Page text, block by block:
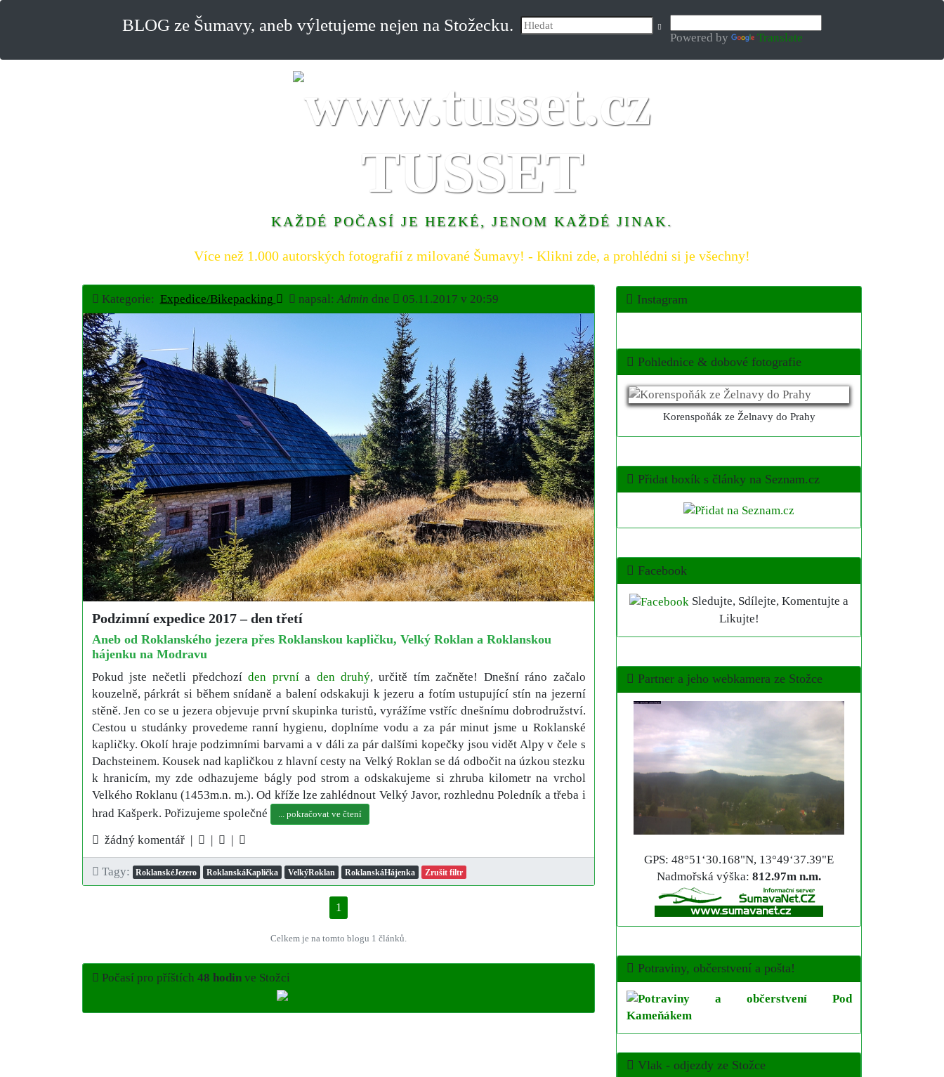
BLOG ze Šumavy, aneb výletujeme nejen na Stožecku.
Powered by Translate
TUSSET
KAŽDÉ POČASÍ JE HEZKÉ, JENOM KAŽDÉ JINAK.
Více než 1.000 autorských fotografií z milované Šumavy! - Klikni zde, a prohlédni si je všechny!
Kategorie: Expedice/Bikepacking napsal: Admin dne 05.11.2017 v 20:59
Podzimní expedice 2017 – den třetí
Aneb od Roklanského jezera přes Roklanskou kapličku, Velký Roklan a Roklanskou
hájenku na Modravu
Pokud jste nečetli předchozíden prvnía den druhý, určitě tím začněte! Dnešní ráno začalo
kouzelně, párkrát si během snídaně a balení odskakuji k jezeru a fotím ustupující stín na jezerní
stěně. Jen co se u jezera objevuje první skupinka turistů, vyrážíme vstříc dnešnímu dobrodružství.
Cestou u studánky provedeme ranní hygienu, doplníme vodu a za pár minut jsme u Roklanské
kapličky. Okolí hraje podzimními barvami a v dáli za pár dalšími kopečky jsou vidět Alpy v čele s
Dachsteinem. Kousek nad kapličkou z hlavní cesty na Velký Roklan se dá odbočit na úzkou stezku
k hranicím, my zde odhazujeme bágly pod strom a odskakujeme si zhruba kilometr na vrchol
Velkého Roklanu (1453m.n. m.). Od kříže lze zahlédnout Velký Javor, rozhlednu Poledník a třeba i
hrad Kašperk. Pořizujeme společné
... pokračovat ve čtení
žádný komentář | | |
Tagy: RoklanskéJezero RoklanskáKaplička VelkýRoklan RoklanskáHájenka Zrušit filtr
1
Celkem je na tomto blogu 1 článků.
Počasí pro příštích 48 hodinve Stožci
Instagram
Pohlednice & dobové fotografie
Korenspoňák ze Želnavy do Prahy
Přidat boxík s články na Seznam.cz
Facebook
Sledujte, Sdílejte, Komentujte a
Likujte!
Partner a jeho webkamera ze Stožce
GPS: 48°51‘30.168"N, 13°49‘37.39"E
Nadmořská výška: 812.97m n.m.
Potraviny, občerstvení a pošta!
Vlak - odjezdy ze Stožce